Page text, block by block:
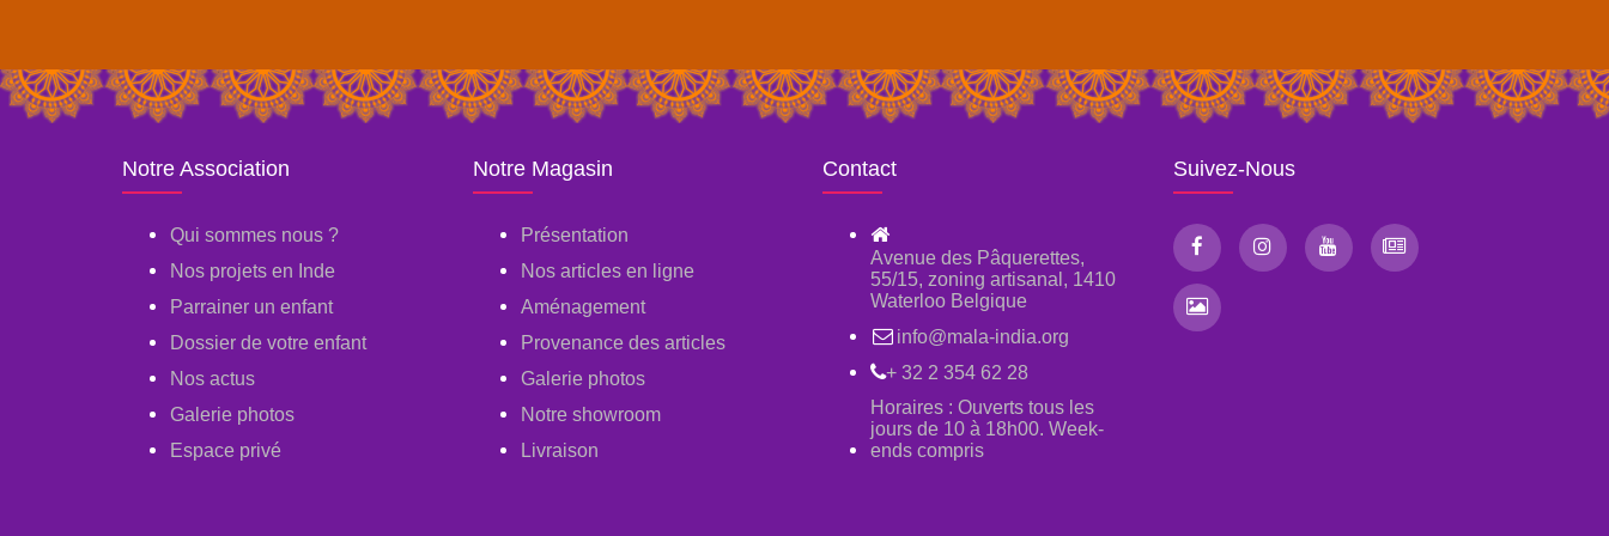
Notre Association
Qui sommes nous ?
Nos projets en Inde
Parrainer un enfant
Dossier de votre enfant
Nos actus
Galerie photos
Espace privé
Notre Magasin
Présentation
Nos articles en ligne
Aménagement
Provenance des articles
Galerie photos
Notre showroom
Livraison
Contact
Avenue des Pâquerettes,
55/15, zoning artisanal, 1410
Waterloo Belgique
info@mala-india.org
+ 32 2 354 62 28
Horaires : Ouverts tous les
jours de 10 à 18h00. Week-
ends compris
Suivez-Nous